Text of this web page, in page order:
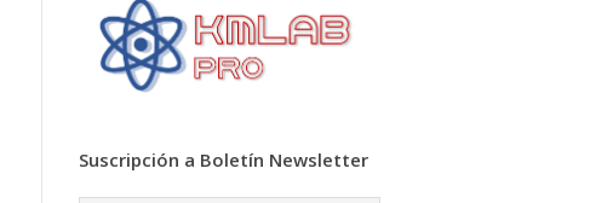
Suscripción a Boletín Newsletter